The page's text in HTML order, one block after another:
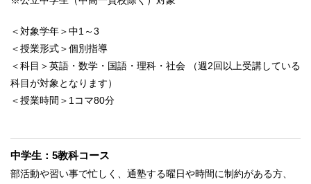
＜対象学年＞中1～3
＜授業形式＞個別指導
＜科目＞英語・数学・国語・理科・社会 （週2回以上受講している
科目が対象となります）
＜授業時間＞1コマ80分
中学生：5教科コース
部活動や習い事で忙しく、通塾する曜日や時間に制約がある方、